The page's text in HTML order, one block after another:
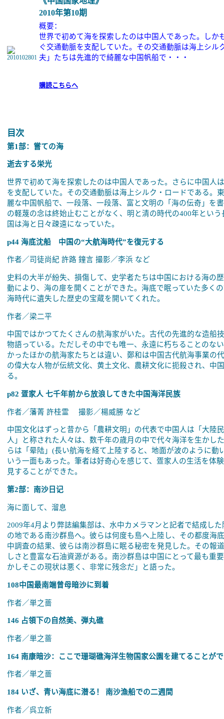
2010年第10期
概要：
世界で初めて海を探索したのは中国人であった。しか
ぐ交通動脈を支配していた。その交通動脈は海上シル
夫」たちは先進的で綺麗な中国帆船で・・・
購読こちらへ
目次
第1部：嘗ての海
逝去する栄光
世界で初めて海を探索したのは中国人であった。さらに中国人
を支配していた。その交通動脈は海上シルク・ロードである。
麗な中国帆船で、一段落、一段落、富と文明の「海の伝奇」を
の軽蔑の念は終始止むことがなく、明と清の時代の400年とい
国は海と日々疎遠になっていた。
p44 海底沈船 中国の“大航海時代”を復元する
作者／司徒尚紀 許路 鐘言 撮影／李浜 など
史料の大半が紛失、損傷して、史学者たちは中国における海の
動により、海の扉を開くことができた。海底で眠っていた多く
海時代に遺失した歴史の宝蔵を開いてくれた。
作者／梁二平
中国ではかつてたくさんの航海家がいた。古代の先進的な造船
物語っている。ただしその中でも唯一、永遠に朽ちることのな
かったほかの航海家たちとは違い、鄭和は中国古代航海事業の
の偉大な人物が伝統文化、黄土文化、農耕文化に扼殺され、中
る。
p82 疍家人 七千年前から放浪してきた中国海洋民族
作者／藩菁 許桂霊 撮影／楊威勝 など
中国文化はずっと昔から「農耕文明」の代表で中国人は「大陸
人」と称された人々は、数千年の歳月の中で代々海洋を生かし
らは「晕陆」(長い航海を経て上陸すると、地面が波のように
いう一面もあった。筆者は好奇心を感じて、疍家人の生活を体
見することができた。
第2部：南沙日记
海に面して、溜息
2009年4月より弊誌編集部は、水中カメラマンと記者で結成し
の地である南沙群島へ。彼らは何度も島へ上陸し、その都度海
中調査の結果、彼らは南沙群島に眠る秘密を発見した。その報
しさと豊富な石油資源がある。南沙群島は中国にとって最も重
かしそこの現状は悪く、非常に残念だ」と語った。
108中国最南端曾母暗沙に到着
作者／単之蔷
146 占領下の自然美、弾丸礁
作者／単之蔷
164 南康暗沙：ここで珊瑚礁海洋生物国家公園を建てることが
作者／単之蔷
184 いざ、青い海底に潜る！ 南沙漁船での二週間
作者／呉立新